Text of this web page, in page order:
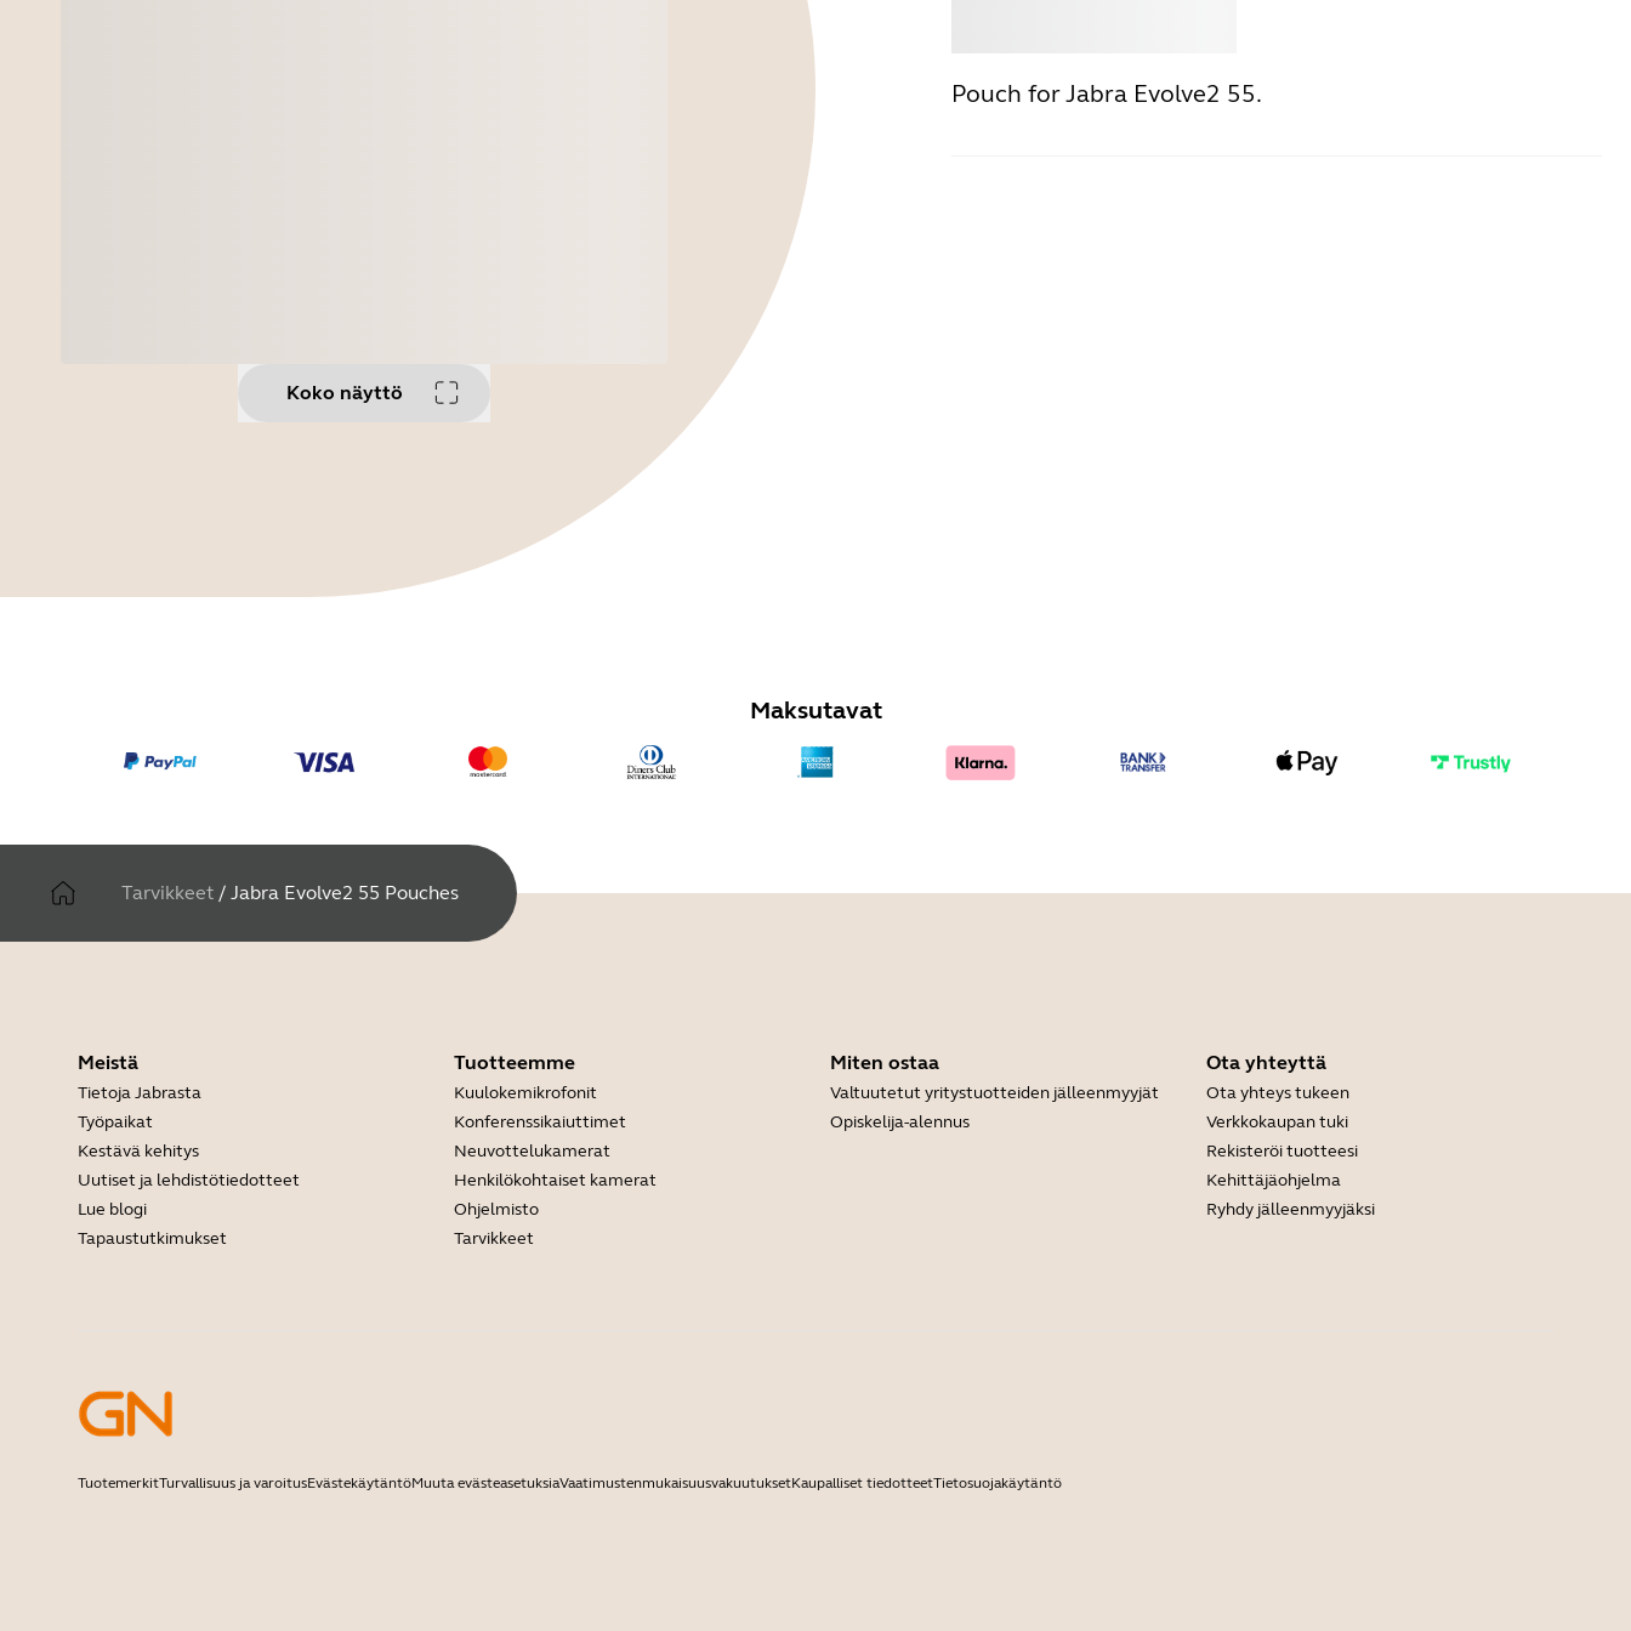
Koko näyttö
Pouch for Jabra Evolve2 55.
Maksutavat
Tarvikkeet / Jabra Evolve2 55 Pouches
Meistä
Tietoja Jabrasta
Työpaikat
Kestävä kehitys
Uutiset ja lehdistötiedotteet
Lue blogi
Tapaustutkimukset
Tuotteemme
Kuulokemikrofonit
Konferenssikaiuttimet
Neuvottelukamerat
Henkilökohtaiset kamerat
Ohjelmisto
Tarvikkeet
Miten ostaa
Valtuutetut yritystuotteiden jälleenmyyjät
Opiskelija-alennus
Ota yhteyttä
Ota yhteys tukeen
Verkkokaupan tuki
Rekisteröi tuotteesi
Kehittäjäohjelma
Ryhdy jälleenmyyjäksi
TuotemerkitTurvallisuus ja varoitusEvästekäytäntöMuuta evästeasetuksiaVaatimustenmukaisuusvakuutuksetKaupalliset tiedotteetTietosuojakäytäntö